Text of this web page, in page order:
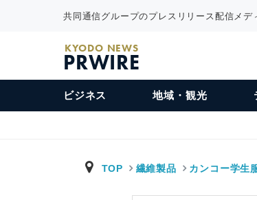
共同通信グループのプレスリリース配信メデ
KYODO NEWS
PRWIRE
ビジネス 地域・観光
TOP 繊維製品 カンコー学生